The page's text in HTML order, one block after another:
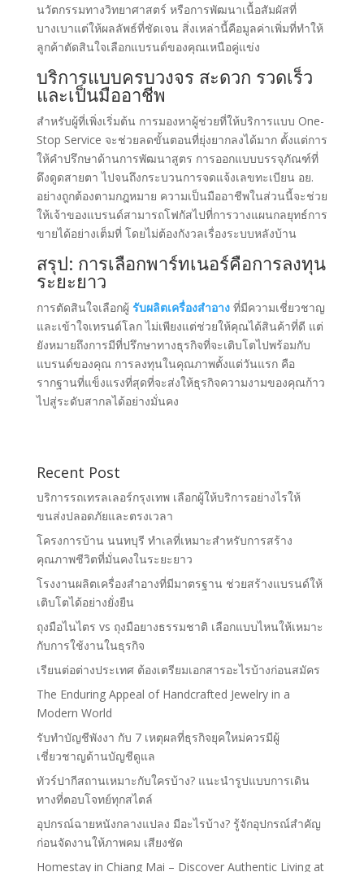
นวัตกรรมทางวิทยาศาสตร์ หรือการพัฒนาเนื้อสัมผัสที่
บางเบาแต่ให้ผลลัพธ์ที่ชัดเจน สิ่งเหล่านี้คือมูลค่าเพิ่มที่ทำให้
ลูกค้าตัดสินใจเลือกแบรนด์ของคุณเหนือคู่แข่ง
บริการแบบครบวงจร สะดวก รวดเร็ว
และเป็นมืออาชีพ
สำหรับผู้ที่เพิ่งเริ่มต้น การมองหาผู้ช่วยที่ให้บริการแบบ One-
Stop Service จะช่วยลดขั้นตอนที่ยุ่งยากลงได้มาก ตั้งแต่การ
ให้คำปรึกษาด้านการพัฒนาสูตร การออกแบบบรรจุภัณฑ์ที่
ดึงดูดสายตา ไปจนถึงกระบวนการจดแจ้งเลขทะเบียน อย.
อย่างถูกต้องตามกฎหมาย ความเป็นมืออาชีพในส่วนนี้จะช่วย
ให้เจ้าของแบรนด์สามารถโฟกัสไปที่การวางแผนกลยุทธ์การ
ขายได้อย่างเต็มที่ โดยไม่ต้องกังวลเรื่องระบบหลังบ้าน
สรุป: การเลือกพาร์ทเนอร์คือการลงทุน
ระยะยาว
การตัดสินใจเลือกผู้ รับผลิตเครื่องสำอางที่มีความเชี่ยวชาญ
และเข้าใจเทรนด์โลก ไม่เพียงแต่ช่วยให้คุณได้สินค้าที่ดี แต่
ยังหมายถึงการมีที่ปรึกษาทางธุรกิจที่จะเติบโตไปพร้อมกับ
แบรนด์ของคุณ การลงทุนในคุณภาพตั้งแต่วันแรก คือ
รากฐานที่แข็งแรงที่สุดที่จะส่งให้ธุรกิจความงามของคุณก้าว
ไปสู่ระดับสากลได้อย่างมั่นคง
Recent Post
บริการรถเทรลเลอร์กรุงเทพ เลือกผู้ให้บริการอย่างไรให้
ขนส่งปลอดภัยและตรงเวลา
โครงการบ้าน นนทบุรี ทำเลที่เหมาะสำหรับการสร้าง
คุณภาพชีวิตที่มั่นคงในระยะยาว
โรงงานผลิตเครื่องสำอางที่มีมาตรฐาน ช่วยสร้างแบรนด์ให้
เติบโตได้อย่างยั่งยืน
ถุงมือไนไตร vs ถุงมือยางธรรมชาติ เลือกแบบไหนให้เหมาะ
กับการใช้งานในธุรกิจ
เรียนต่อต่างประเทศ ต้องเตรียมเอกสารอะไรบ้างก่อนสมัคร
The Enduring Appeal of Handcrafted Jewelry in a
Modern World
รับทำบัญชีพังงา กับ 7 เหตุผลที่ธุรกิจยุคใหม่ควรมีผู้
เชี่ยวชาญด้านบัญชีดูแล
ทัวร์ปากีสถานเหมาะกับใครบ้าง? แนะนำรูปแบบการเดิน
ทางที่ตอบโจทย์ทุกสไตล์
อุปกรณ์ฉายหนังกลางแปลง มีอะไรบ้าง? รู้จักอุปกรณ์สำคัญ
ก่อนจัดงานให้ภาพคม เสียงชัด
Homestay in Chiang Mai – Discover Authentic Living at